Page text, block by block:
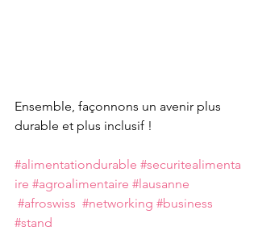
Ensemble, façonnons un avenir plus
durable et plus inclusif !
#alimentationdurable #securitealimenta
ire #agroalimentaire #lausanne
#afroswiss #networking #business
#stand